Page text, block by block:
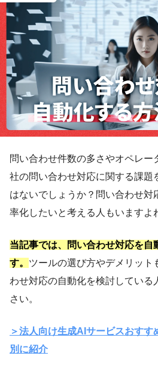
問い合わせ件数の多さやオペレー
社の問い合わせ対応に関する課題
はないでしょうか？問い合わせ対
率化したいと考える人もいますよ
当記事では、問い合わせ対応を自
す。 ツールの選び方やデメリット
わせ対応の自動化を検討している
さい。
＞法人向け生成AIサービスおすす
別に紹介